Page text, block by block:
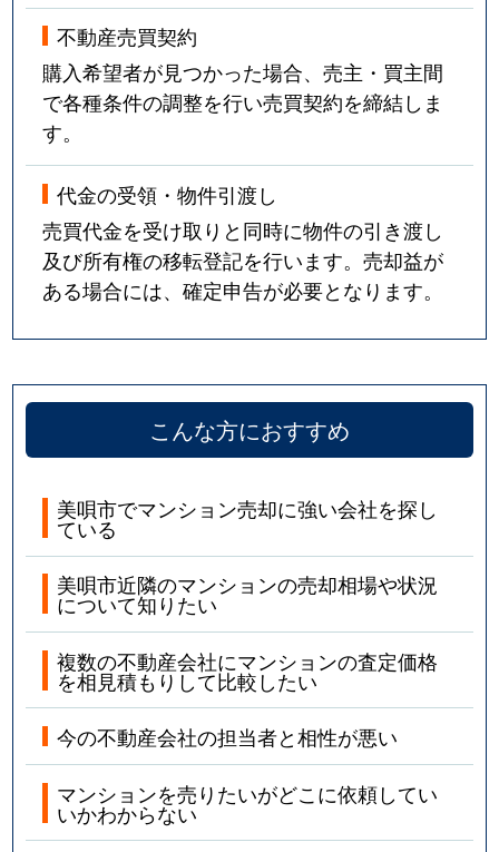
不動産売買契約
購入希望者が見つかった場合、売主・買主間
で各種条件の調整を行い売買契約を締結しま
す。
代金の受領・物件引渡し
売買代金を受け取りと同時に物件の引き渡し
及び所有権の移転登記を行います。売却益が
ある場合には、確定申告が必要となります。
こんな方におすすめ
美唄市でマンション売却に強い会社を探し
ている
美唄市近隣のマンションの売却相場や状況
について知りたい
複数の不動産会社にマンションの査定価格
を相見積もりして比較したい
今の不動産会社の担当者と相性が悪い
マンションを売りたいがどこに依頼してい
いかわからない